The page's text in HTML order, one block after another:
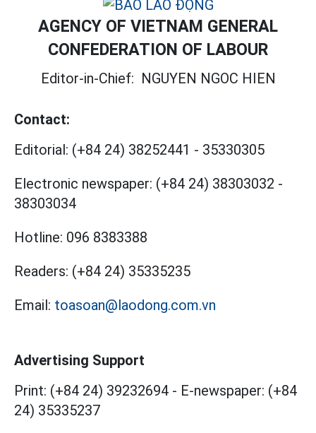
AGENCY OF VIETNAM GENERAL
CONFEDERATION OF LABOUR
Editor-in-Chief: NGUYEN NGOC HIEN
Contact:
Editorial: (+84 24) 38252441 - 35330305
Electronic newspaper: (+84 24) 38303032 -
38303034
Hotline: 096 8383388
Readers: (+84 24) 35335235
Email: toasoan@laodong.com.vn
Advertising Support
Print: (+84 24) 39232694 - E-newspaper: (+84
24) 35335237